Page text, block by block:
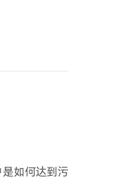
如何达到污